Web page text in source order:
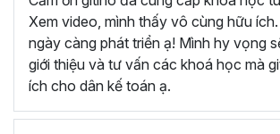
Học nhanh nhưng nhớ lâu bởi luôn
thực hành kèm với lý thuyết.
Các video bài giảng được xây
chủ đề cụ thể, đồng thời chú trọng
ứng dụng cao. Đặc biệt, bộ video
Xem video, mình thấy vô cùng hữu
ngày càng phát triển ạ! Mình hy vọng
giới thiệu và tư vấn các khoá học mà
ích cho dân kế toán ạ.